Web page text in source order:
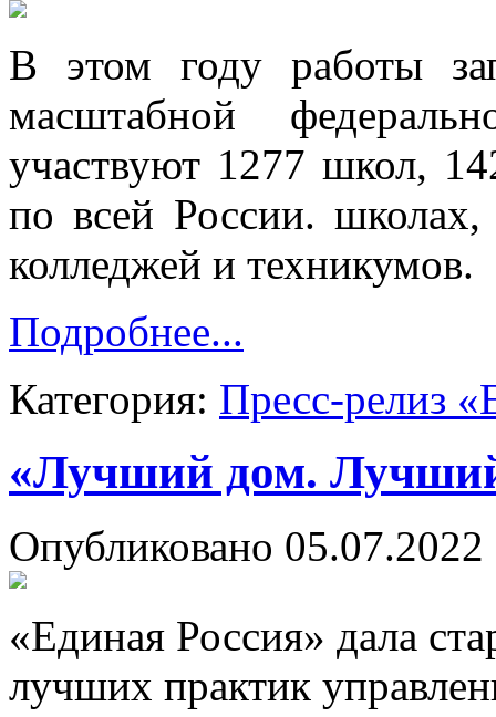
В этом году работы
масштабной
участвуют 1277 школ,
по всей России.
колледжей и техникумов.
Подробнее...
Категория: Пресс-релиз
«Лучший дом.
Опубликовано
«Единая Россия» дала
лучших практик